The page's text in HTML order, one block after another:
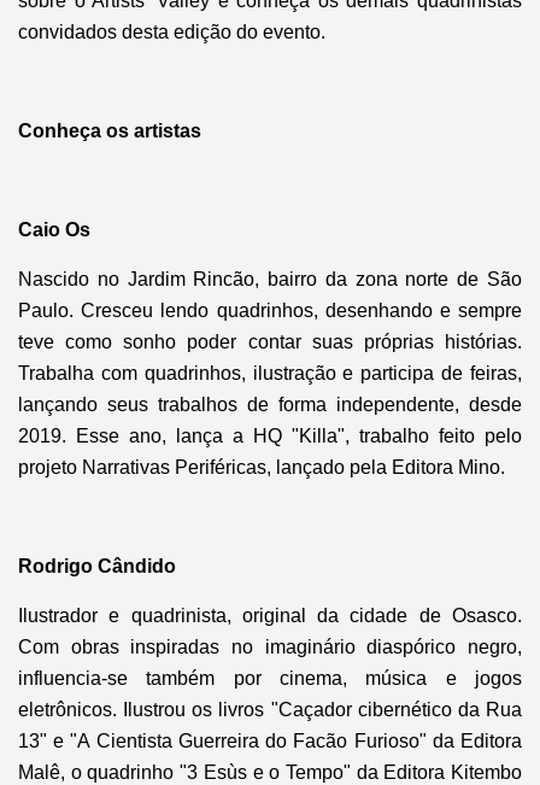
convidados desta edição do evento.
Conheça os artistas
Caio Os
Nascido no Jardim Rincão, bairro da zona norte de São
Paulo. Cresceu lendo quadrinhos, desenhando e sempre
teve como sonho poder contar suas próprias histórias.
Trabalha com quadrinhos, ilustração e participa de feiras,
lançando seus trabalhos de forma independente, desde
2019. Esse ano, lança a HQ "Killa", trabalho feito pelo
projeto Narrativas Periféricas, lançado pela Editora Mino.
Rodrigo Cândido
Ilustrador e quadrinista, original da cidade de Osasco.
Com obras inspiradas no imaginário diaspórico negro,
influencia-se também por cinema, música e jogos
eletrônicos. Ilustrou os livros "Caçador cibernético da Rua
13" e "A Cientista Guerreira do Facão Furioso" da Editora
Malê, o quadrinho "3 Esùs e o Tempo" da Editora Kitembo